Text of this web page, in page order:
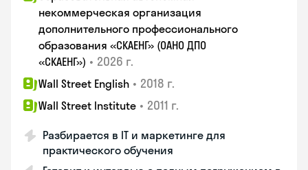
некоммерческая организация
дополнительного профессионального
образования «СКАЕНГ» (ОАНО ДПО
«СКАЕНГ») • 2026 г.
Wall Street English • 2018 г.
Wall Street Institute • 2011 г.
Разбирается в IT и маркетинге для
практического обучения